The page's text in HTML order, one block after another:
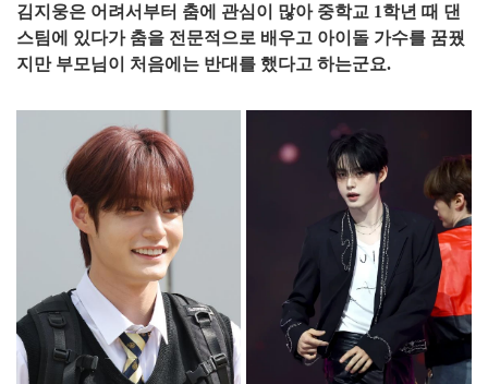
김지웅은 어려서부터 춤에 관심이 많아 중학교 1학년 때 댄
스팀에 있다가 춤을 전문적으로 배우고 아이돌 가수를 꿈꿨
지만 부모님이 처음에는 반대를 했다고 하는군요.